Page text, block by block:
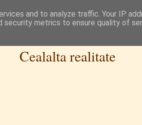
Cealalta realitate
and to analyze traffic. Your IP
security metrics to ensure quality of